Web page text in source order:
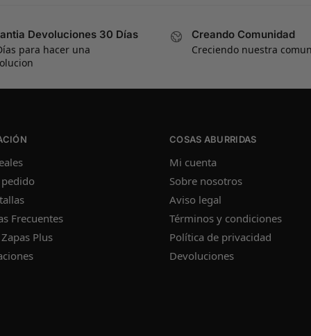
Devoluciones 30 Días
para hacer una
Creando Comunidad
Creciendo nuestra
Frecuentes
Plus
COSAS ABURRIDAS
Mi cuenta
Sobre nosotros
Aviso legal
Términos y condiciones
Política de privacidad
Devoluciones